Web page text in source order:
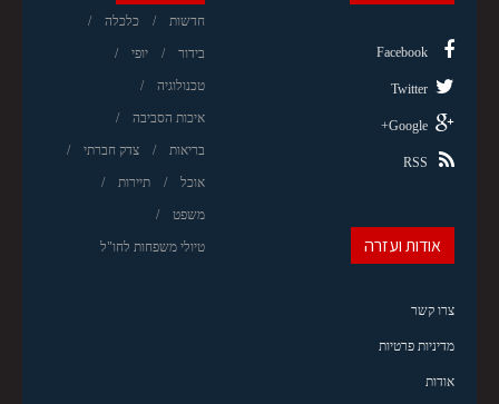
חדשות כלכלה
בידור יופי
טכנולוגיה
איכות הסביבה
בריאות צדק חברתי
אוכל תיירות
משפט
טיולי משפחות לחו"ל
Facebook
Twitter
Google+
RSS
אודות ועזרה
צרו קשר
מדיניות פרטיות
אודות